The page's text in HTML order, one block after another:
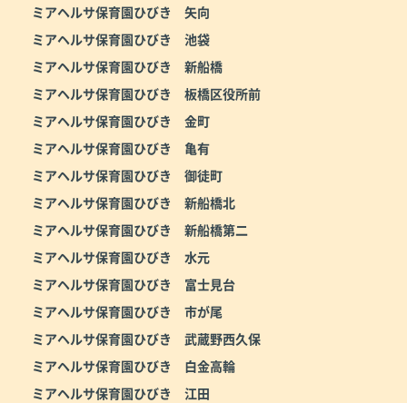
ミアヘルサ保育園ひびき 矢向
ミアヘルサ保育園ひびき 池袋
ミアヘルサ保育園ひびき 新船橋
ミアヘルサ保育園ひびき 板橋区役所前
ミアヘルサ保育園ひびき 金町
ミアヘルサ保育園ひびき 亀有
ミアヘルサ保育園ひびき 御徒町
ミアヘルサ保育園ひびき 新船橋北
ミアヘルサ保育園ひびき 新船橋第二
ミアヘルサ保育園ひびき 水元
ミアヘルサ保育園ひびき 富士見台
ミアヘルサ保育園ひびき 市が尾
ミアヘルサ保育園ひびき 武蔵野西久保
ミアヘルサ保育園ひびき 白金高輪
ミアヘルサ保育園ひびき 江田